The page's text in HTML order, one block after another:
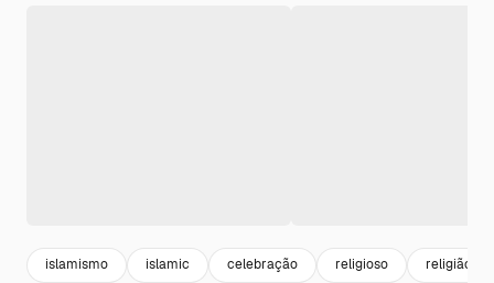
islamismo islamic celebração religioso religião